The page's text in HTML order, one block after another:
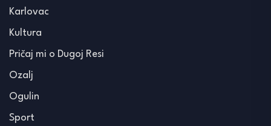
Karlovac
Kultura
Pričaj mi o Dugoj Resi
Ozalj
Ogulin
Sport